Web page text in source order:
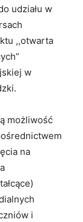
udziału w
,,otwarta
w
możliwość
na
i